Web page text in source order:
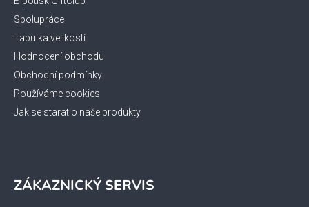
Spolupráce
Tabulka velikostí
Hodnocení obchodu
Obchodní podmínky
Používáme cookies
Jak se starat o naše produkty
ZÁKAZNICKÝ SERVIS